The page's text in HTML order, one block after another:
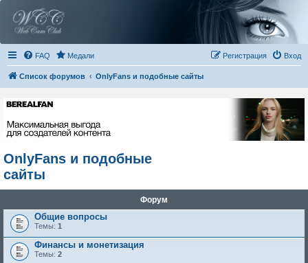
FAQ Медали Вход
Регистрация
Список форумов OnlyFans и подобные сайты
OnlyFans и подобные
сайты
Форум
Общие вопросы
Темы: 1
Финансы и монетизация
Темы: 2